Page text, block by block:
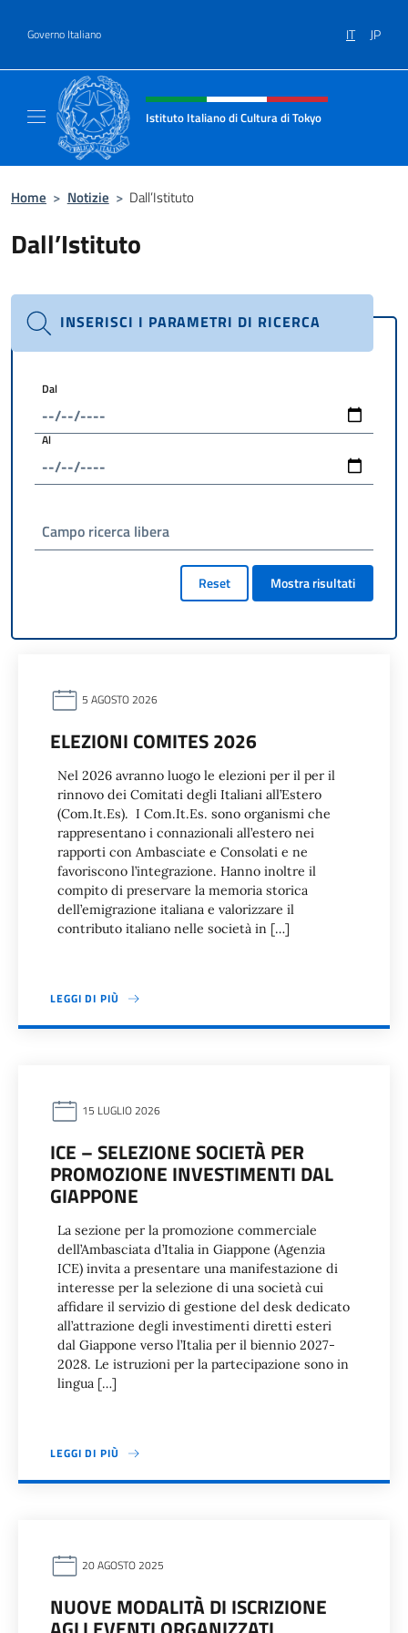
Governo Italiano IT JP
Intestazione sito, social e menù
Istituto Italiano di Cultura di Tokyo
Home > Notizie > Dall’Istituto
Dall’Istituto
INSERISCI I PARAMETRI DI RICERCA
Dal
Al
Campo ricerca libera
Reset Mostra risultati
5 AGOSTO 2026
ELEZIONI COMITES 2026
Nel 2026 avranno luogo le elezioni per il per il
rinnovo dei Comitati degli Italiani all’Estero
(Com.It.Es). I Com.It.Es. sono organismi che
rappresentano i connazionali all’estero nei
rapporti con Ambasciate e Consolati e ne
favoriscono l’integrazione. Hanno inoltre il
compito di preservare la memoria storica
dell’emigrazione italiana e valorizzare il
contributo italiano nelle società in […]
LEGGI DI PIÙ
15 LUGLIO 2026
ICE – SELEZIONE SOCIETÀ PER
PROMOZIONE INVESTIMENTI DAL
GIAPPONE
La sezione per la promozione commerciale
dell’Ambasciata d’Italia in Giappone (Agenzia
ICE) invita a presentare una manifestazione di
interesse per la selezione di una società cui
affidare il servizio di gestione del desk dedicato
all’attrazione degli investimenti diretti esteri
dal Giappone verso l’Italia per il biennio 2027-
2028. Le istruzioni per la partecipazione sono in
lingua […]
LEGGI DI PIÙ
20 AGOSTO 2025
NUOVE MODALITÀ DI ISCRIZIONE